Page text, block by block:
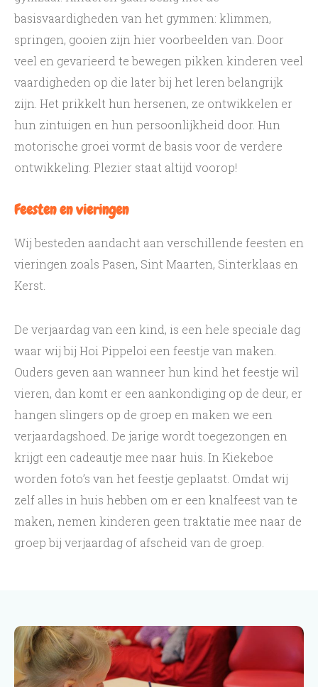
basisvaardigheden van het gymmen: klimmen,
springen, gooien zijn hier voorbeelden van. Door
veel en gevarieerd te bewegen pikken kinderen veel
vaardigheden op die later bij het leren belangrijk
zijn. Het prikkelt hun hersenen, ze ontwikkelen er
hun zintuigen en hun persoonlijkheid door. Hun
motorische groei vormt de basis voor de verdere
ontwikkeling. Plezier staat altijd voorop!
Feesten en vieringen
Wij besteden aandacht aan verschillende feesten en
vieringen zoals Pasen, Sint Maarten, Sinterklaas en
Kerst.
De verjaardag van een kind, is een hele speciale dag
waar wij bij Hoi Pippeloi een feestje van maken.
Ouders geven aan wanneer hun kind het feestje wil
vieren, dan komt er een aankondiging op de deur, er
hangen slingers op de groep en maken we een
verjaardagshoed. De jarige wordt toegezongen en
krijgt een cadeautje mee naar huis. In Kiekeboe
worden foto’s van het feestje geplaatst. Omdat wij
zelf alles in huis hebben om er een knalfeest van te
maken, nemen kinderen geen traktatie mee naar de
groep bij verjaardag of afscheid van de groep.